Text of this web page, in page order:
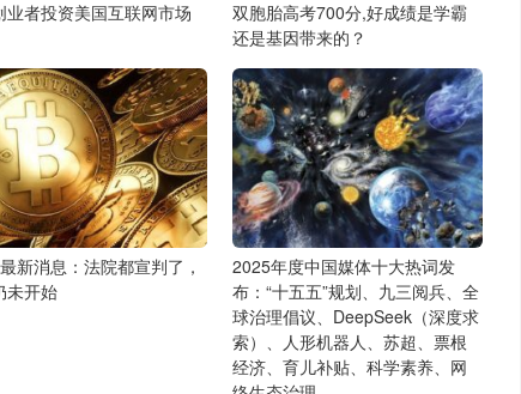
业者投资美国互联网市场
双胞胎高考700分,好成绩是学霸
还是基因带来的？
新消息：法院都宣判了，
未开始
2025年度中国媒体十大热词发
布：“十五五”规划、九三阅兵、全
球治理倡议、DeepSeek（深度求
索）、人形机器人、苏超、票根
经济、育儿补贴、科学素养、网